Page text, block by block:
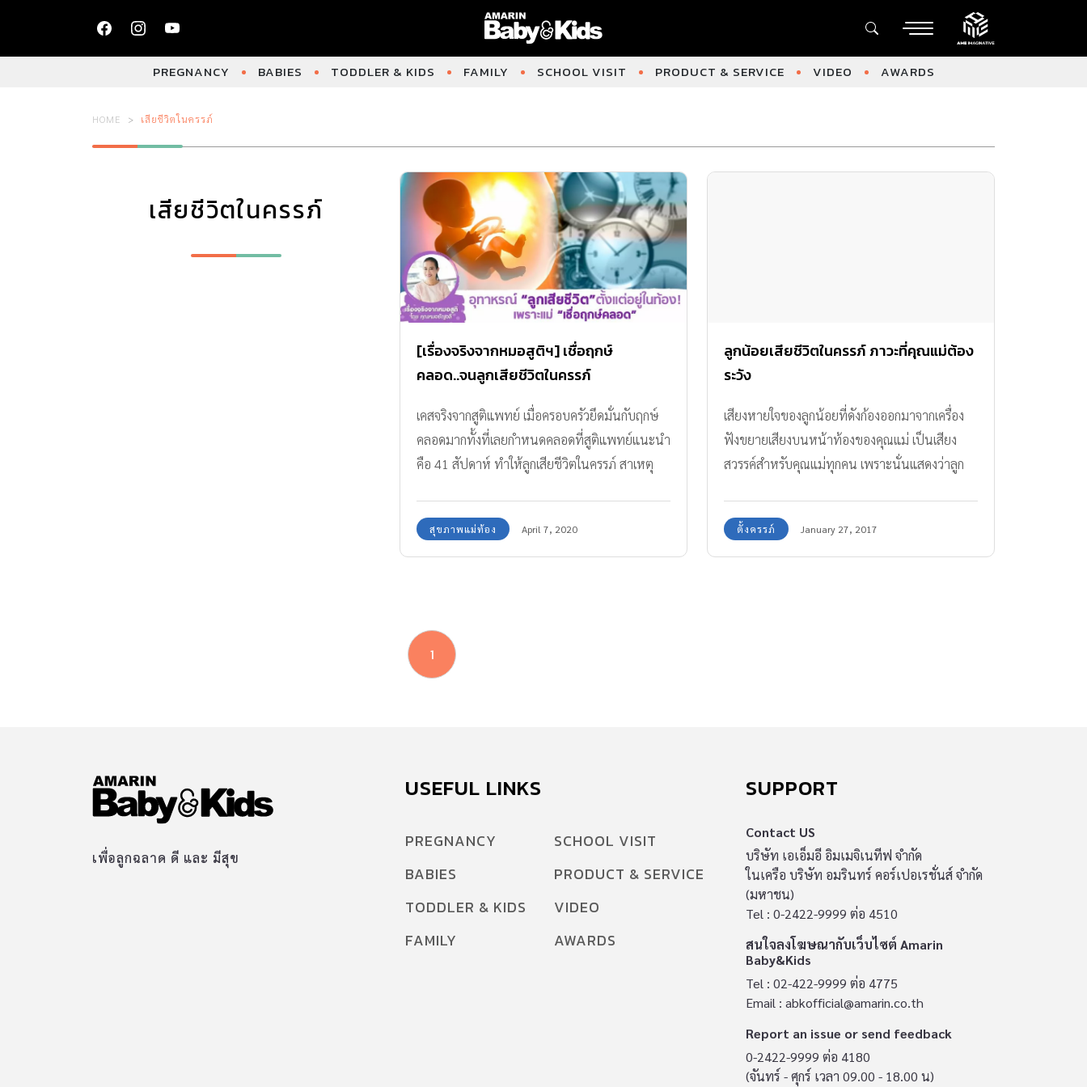
PREGNANCY BABIES TODDLER & KIDS FAMILY SCHOOL VISIT PRODUCT & SERVICE VIDEO AWARDS
HOME เสียชีวิตในครรภ์
เสียชีวิตในครรภ์
[เรื่องจริงจากหมอสูติฯ] เชื่อฤกษ์
คลอด..จนลูกเสียชีวิตในครรภ์
เคสจริงจากสูติแพทย์ เมื่อครอบครัวยึดมั่นกับฤกษ์
คลอดมากทั้งที่เลยกำหนดคลอดที่สูติแพทย์แนะนำ
คือ 41 สัปดาห์ ทำให้ลูกเสียชีวิตในครรภ์ สาเหตุ
สุขภาพแม่ท้อง April 7, 2020
ลูกน้อยเสียชีวิตในครรภ์ ภาวะที่คุณแม่ต้อง
ระวัง
เสียงหายใจของลูกน้อยที่ดังก้องออกมาจากเครื่อง
ฟังขยายเสียงบนหน้าท้องของคุณแม่ เป็นเสียง
สวรรค์สำหรับคุณแม่ทุกคน เพราะนั่นแสดงว่าลูก
เสียชีวิตในครรภ์ มานานแล้ว
ตั้งครรภ์ January 27, 2017
1
เพื่อลูกฉลาด ดี และ มีสุข
USEFUL LINKS
PREGNANCY
BABIES
TODDLER & KIDS
FAMILY
SCHOOL VISIT
PRODUCT & SERVICE
VIDEO
AWARDS
SUPPORT
Contact US
บริษัท เอเอ็มอี อิมเมจิเนทีฟ จำกัด
ในเครือ บริษัท อมรินทร์ คอร์เปอเรชั่นส์ จำกัด
(มหาชน)
Tel : 0-2422-9999 ต่อ 4510
สนใจลงโฆษณากับเว็บไซต์ Amarin
Baby&Kids
Tel : 02-422-9999 ต่อ 4775
Email : abkofficial@amarin.co.th
Report an issue or send feedback
0-2422-9999 ต่อ 4180
(จันทร์ - ศุกร์ เวลา 09.00 - 18.00 น)